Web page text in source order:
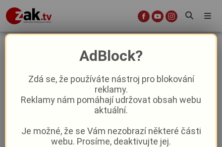
Moderní kampus, laboratoře i
simulace zákroků. Lékařská fakulta
chystá den otevřených dveří
Aktuality Aktuálně Z Plzně
Anna Raková –22. 1. 12:32
AdBlock?
Zdá se, že používáte nástroj pro blokování
reklamy.
Reklamy nám pomáhají udržovat obsah webu
aktuální.
Je možné, že se Vám nezobrazí některé části
webu. Prosíme, deaktivujte jej.